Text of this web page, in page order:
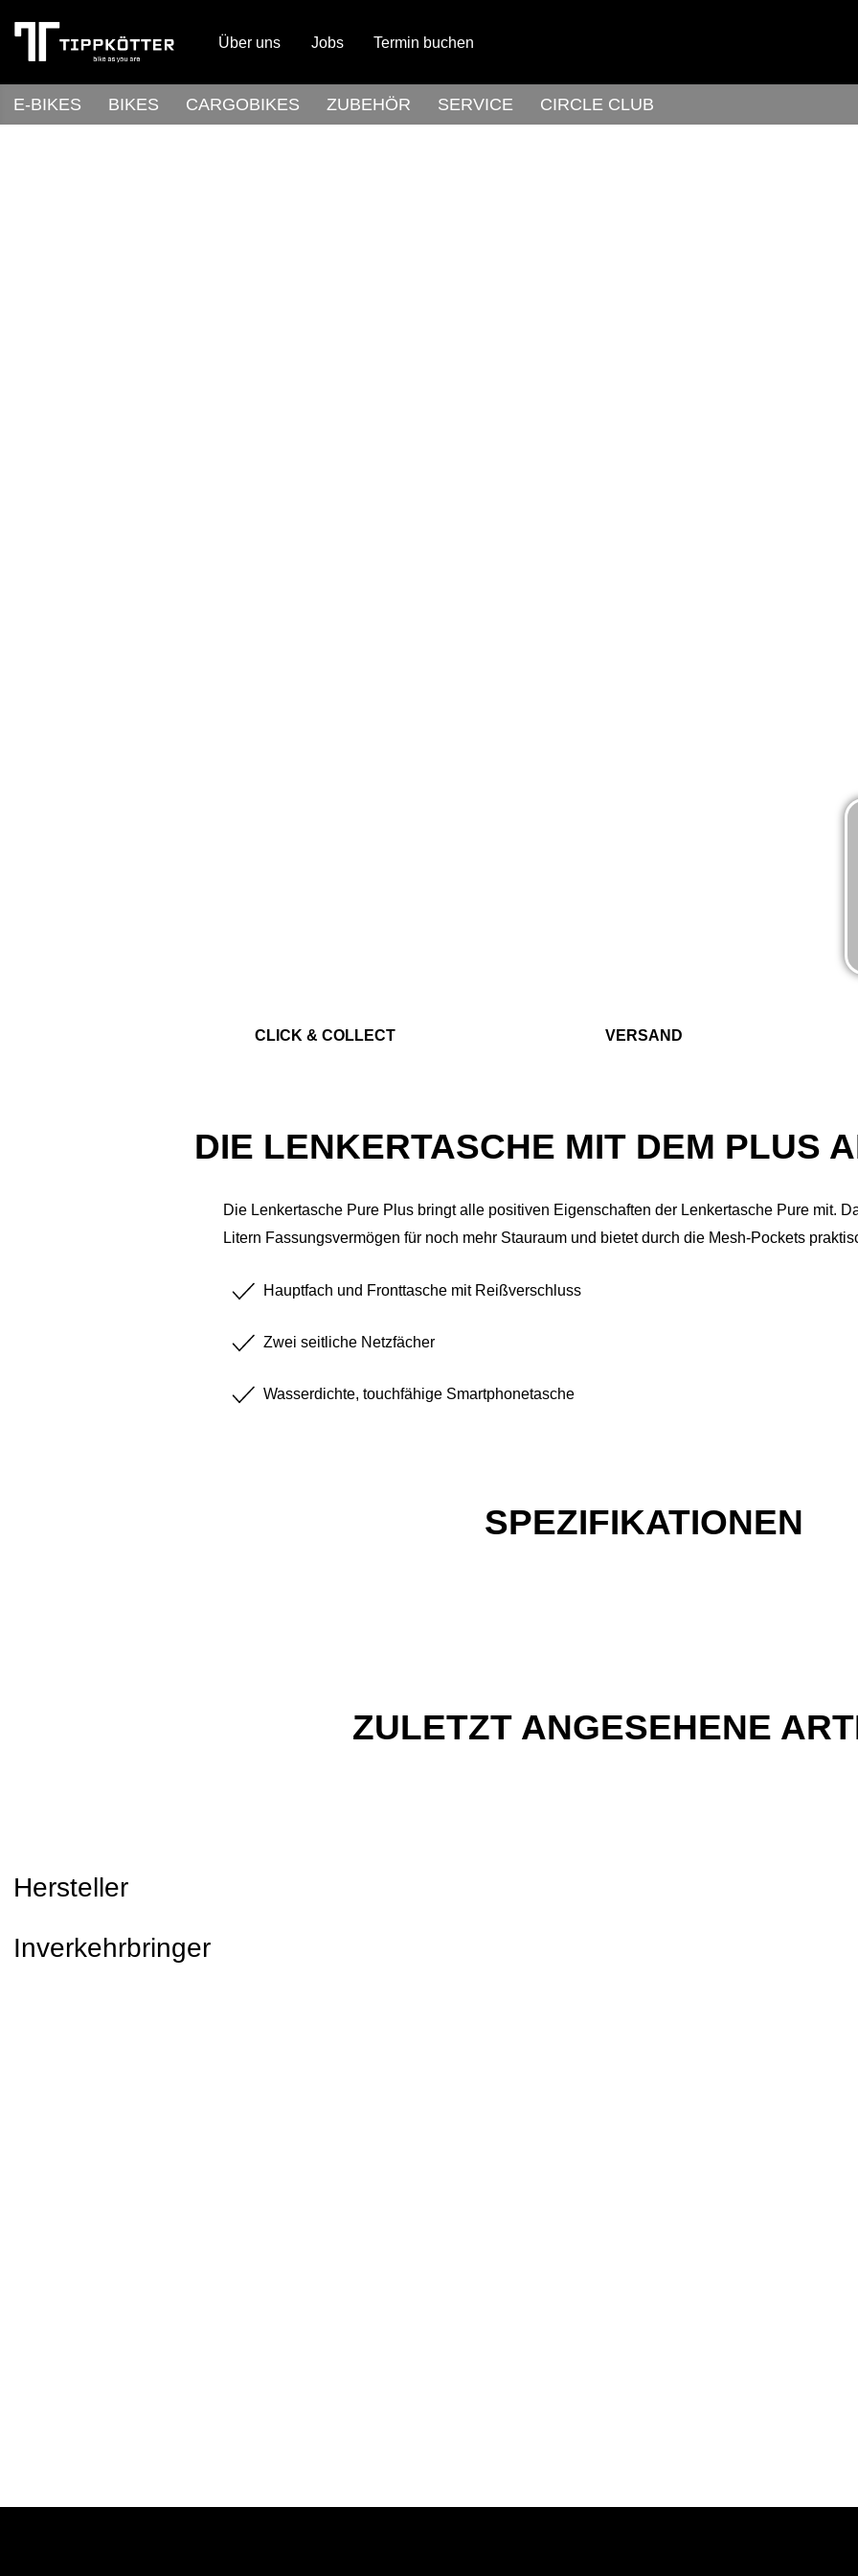
Über uns Jobs Termin buchen
E-BIKES BIKES CARGOBIKES ZUBEHÖR SERVICE CIRCLE CLUB
CLICK & COLLECT VERSAND
DIE LENKERTASCHE MIT DEM PLUS
Die Lenkertasche Pure Plus bringt alle positiven Eigenschaften der Lenkertasche Pure mit.
Litern Fassungsvermögen für noch mehr Stauraum und bietet durch die Mesh-Pockets
Hauptfach und Fronttasche mit Reißverschluss
Zwei seitliche Netzfächer
Wasserdichte, touchfähige Smartphonetasche
SPEZIFIKATIONEN
ZULETZT ANGESEHENE
Hersteller
Inverkehrbringer